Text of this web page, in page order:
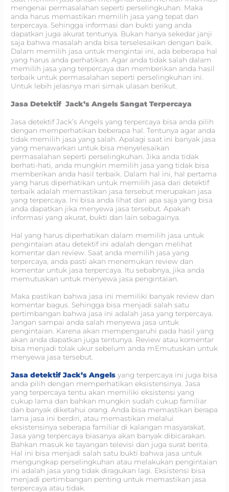
mengenai permasalahan seperti perselingkuhan. Maka
anda harus memastikan memilih jasa yang tepat dan
terpercaya. Sehingga informasi dan bukti yang anda
dapatkan juga akurat tentunya. Bukan hanya sekedar janji
saja bahwa masalah anda bisa terselesaikan dengan baik.
Dalam memilih jasa untuk mengintai ini, ada beberapa hal
yang harus anda perhatikan. Agar anda tidak salah dalam
memilih jasa yang terpercaya dan memberikan anda hasil
terbaik untuk permasalahan seperti perselingkuhan ini.
Untuk lebih jelasnya mari simak ulasan berikut.
Jasa Detektif Jack’s Angels Sangat Terpercaya
Jasa detektif Jack’s Angels yang terpercaya bisa anda pilih
dengan memperhatikan beberapa hal. Tentunya agar anda
tidak memilih jasa yang salah. Apalagi saat ini banyak jasa
yang menawarkan untuk bisa menyelesaikan
permasalahan seperti perselingkuhan. Jika anda tidak
berhati-hati, anda mungkin memilih jasa yang tidak bisa
memberikan anda hasil terbaik. Dalam hal ini, hal pertama
yang harus diperhatikan untuk memilih jasa dari detektif
terbaik adalah memastikan jasa tersebut merupakan jasa
yang terpercaya. Ini bisa anda lihat dari apa saja yang bisa
anda dapatkan jika menyewa jasa tersebut. Apakah
informasi yang akurat, bukti dan lain sebagainya.
Hal yang harus diperhatikan dalam memilih jasa untuk
pengintaian atau detektif ini adalah dengan melihat
komentar dan review. Saat anda memilih jasa yang
terpercaya, anda pasti akan menemukan review dan
komentar untuk jasa terpercaya. Itu sebabnya, jika anda
memutuskan untuk menyewa jasa pengintaian.
Maka pastikan bahwa jasa ini memiliki banyak review dan
komentar bagus. Sehingga bisa menjadi salah satu
pertimbangan bahwa jasa ini adalah jasa yang terpercaya.
Jangan sampai anda salah menyewa jasa untuk
pengintaian. Karena akan mempengaruhi pada hasil yang
akan anda dapatkan juga tentunya. Review atau komentar
bisa menjadi tolak ukur sebelum anda mEmutuskan untuk
menyewa jasa tersebut.
Jasa detektif Jack’s Angels yang terpercaya ini juga bisa
anda pilih dengan memperhatikan eksistensinya. Jasa
yang terpercaya tentu akan memiliki eksistensi yang
cukup lama dan bahkan mungkin sudah cukup familiar
dan banyak diketahui orang. Anda bisa memastikan berapa
lama jasa ini berdiri, atau memastikan melalui
eksistensinya seberapa familiar di kalangan masyarakat.
Jasa yang terpercaya biasanya akan banyak dibicarakan.
Bahkan masuk ke tayangan televisi dan juga surat berita.
Hal ini bisa menjadi salah satu bukti bahwa jasa untuk
mengungkap perselingkuhan atau melakukan pengintaian
ini adalah jasa yang tidak diragukan lagi. Eksistensi bisa
menjadi pertimbangan penting untuk memastikan jasa
terpercaya atau tidak.